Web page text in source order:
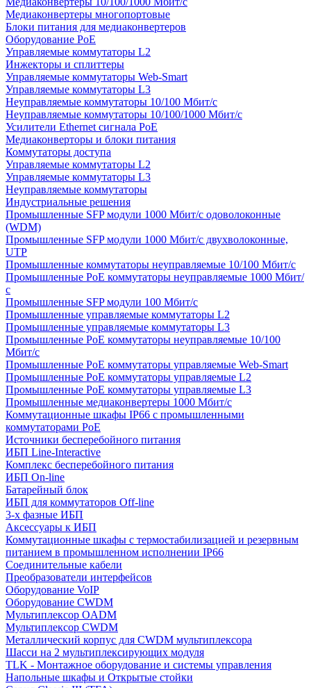
Медиаконвертеры многопортовые
Блоки питания для медиаконвертеров
Оборудование PoE
Управляемые коммутаторы L2
Инжекторы и сплиттеры
Управляемые коммутаторы Web-Smart
Управляемые коммутаторы L3
Неуправляемые коммутаторы 10/100 Мбит/с
Неуправляемые коммутаторы 10/100/1000 Мбит/с
Усилители Ethernet сигнала PoE
Медиаконверторы и блоки питания
Коммутаторы доступа
Управляемые коммутаторы L2
Управляемые коммутаторы L3
Неуправляемые коммутаторы
Индустриальные решения
Промышленные SFP модули 1000 Мбит/c одоволоконные
(WDM)
Промышленные SFP модули 1000 Мбит/c двухволоконные,
UTP
Промышленные коммутаторы неуправляемые 10/100 Мбит/с
Промышленные PoE коммутаторы неуправляемые 1000 Мбит/
с
Промышленные SFP модули 100 Мбит/c
Промышленные управляемые коммутаторы L2
Промышленные управляемые коммутаторы L3
Промышленные PoE коммутаторы неуправляемые 10/100
Мбит/с
Промышленные PoE коммутаторы управляемые Web-Smart
Промышленные PoE коммутаторы управляемые L2
Промышленные PoE коммутаторы управляемые L3
Промышленные медиаконвертеры 1000 Мбит/с
Коммутационные шкафы IP66 c промышленными
коммутаторами PoE
Источники бесперебойного питания
ИБП Line-Interactive
Комплекс бесперебойного питания
ИБП On-line
Батарейный блок
ИБП для коммутаторов Off-line
3-х фазные ИБП
Аксессуары к ИБП
Коммутационные шкафы с термостабилизацией и резервным
питанием в промышленном исполнении IP66
Соединительные кабели
Преобразователи интерфейсов
Оборудование VoIP
Оборудование CWDM
Мультиплекcор OADM
Мультиплексор CWDM
Металлический корпус для CWDM мультиплексора
Шасси на 2 мультиплексирующих модуля
TLK - Монтажное оборудование и системы управления
Напольные шкафы и Открытые стойки